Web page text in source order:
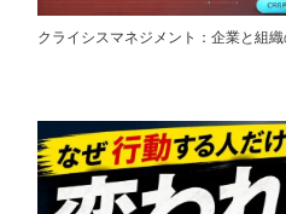
クライシスマネジメント：企業と組